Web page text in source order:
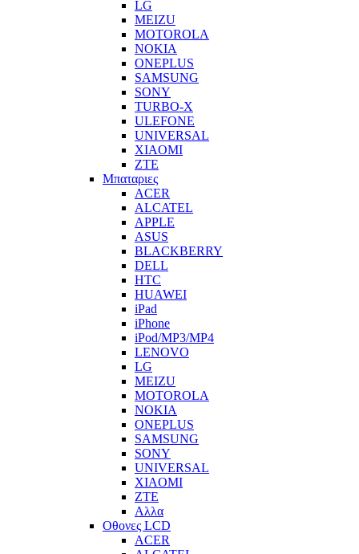
LG
MEIZU
MOTOROLA
NOKIA
ONEPLUS
SAMSUNG
SONY
TURBO-X
ULEFONE
UNIVERSAL
XIAOMI
ZTE
Μπαταριες
ACER
ALCATEL
APPLE
ASUS
BLACKBERRY
DELL
HTC
HUAWEI
iPad
iPhone
iPod/MP3/MP4
LENOVO
LG
MEIZU
MOTOROLA
NOKIA
ONEPLUS
SAMSUNG
SONY
UNIVERSAL
XIAOMI
ZTE
Αλλα
Οθονες LCD
ACER